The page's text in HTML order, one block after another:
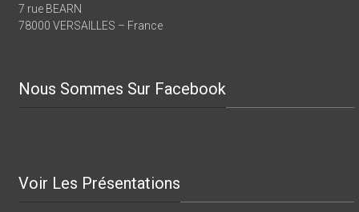
7 rue BEARN
78000 VERSAILLES – France
Nous Sommes Sur Facebook
Voir Les Présentations